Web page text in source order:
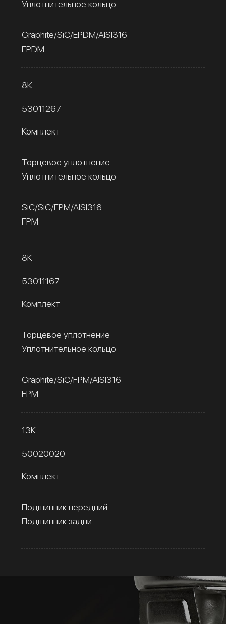
Уплотнительное кольцо
Graphite/SiC/EPDM/AISI316
EPDM
8К
53011267
Комплект
Торцевое уплотнение
Уплотнительное кольцо
SiC/SiC/FPM/AISI316
FPM
8К
53011167
Комплект
Торцевое уплотнение
Уплотнительное кольцо
Graphite/SiC/FPM/AISI316
FPM
13К
50020020
Комплект
Подшипник передний
Подшипник задни